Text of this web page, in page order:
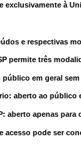
exclusivamente à
e respectivas
permite três
em geral
aberto ao
aberto apenas
acesso pode ser